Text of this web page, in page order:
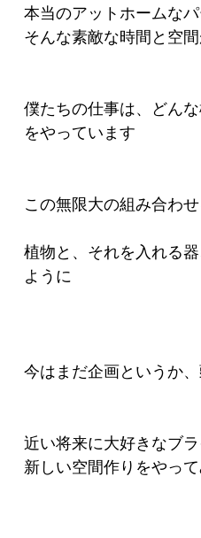
本当のアットホームな
そんな素敵な時間と空
僕たちの仕事は、どん
をやっています
この無限大の組み合わ
植物と、それを入れる
ように
今はまだ企画というか
近い将来に大好きなブ
新しい空間作りをやっ